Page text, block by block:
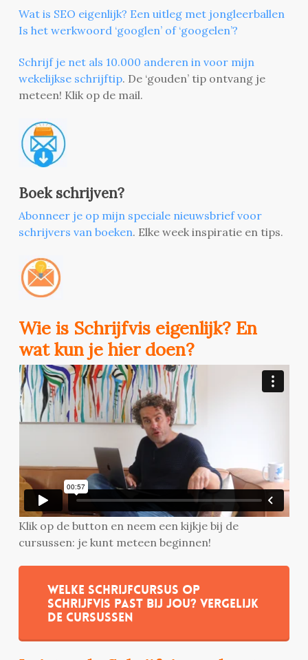
Wat is SEO eigenlijk? Een uitleg met jongleerballen
Is het werkwoord ‘googlen’ of ‘googelen’?
Schrijf je net als 10.000 anderen in voor mijn
wekelijkse schrijftip. De ‘gouden’ tip ontvang je
meteen! Klik op de mail.
Boek schrijven?
Abonneer je op mijn speciale nieuwsbrief voor
schrijvers van boeken. Elke week inspiratie en tips.
Wie is Schrijfvis eigenlijk? En
wat kun je hier doen?
Klik op de button en neem een kijkje bij de
cursussen: je kunt meteen beginnen!
Welke schrijfcursus op
Schrijfvis past bij jou? Vergelijk
de cursussen